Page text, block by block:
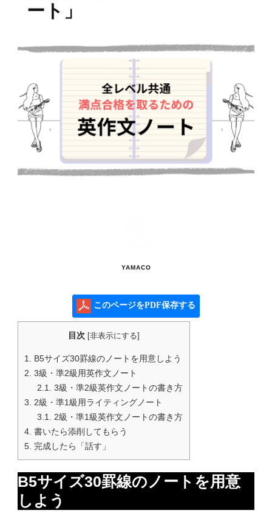
ート」
YAMACO
このページをPDF保存する
目次 [非表示にする]
1.
B5サイズ30罫線のノートを用意しよう
2. 3級・準2級用英作文ノート
2.1.
3級・準2級英作文ノートの書き方
3.
2級・準1級用ライティングノート
3.1.
2級・準1級英作文ノートの書き方
4. 書いたら添削してもらう
5. 完成したら「話す」
B5サイズ30罫線のノートを用意
しよう